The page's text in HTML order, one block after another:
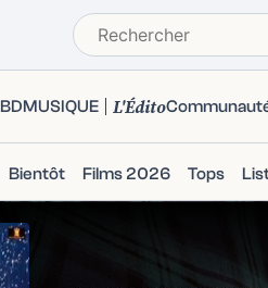
BDMUSIQUE L'Édito
Bientôt Films 2026 Tops